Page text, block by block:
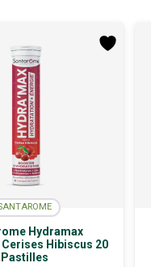
Hydramax
Hibiscus 20
Pastilles